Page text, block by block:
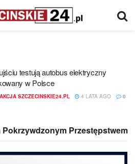
testują autobus elektryczny
w Polsce
SZCZECINSKIE24.PL 4 LATA AGO 0
Przestępstwem